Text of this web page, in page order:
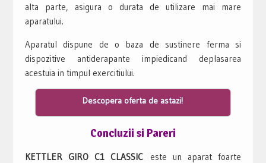
alta parte, asigura o durata de utilizare mai mare
aparatului.
Aparatul dispune de o baza de sustinere ferma si
dispozitive antiderapante impiedicand deplasarea
acestuia in timpul exercitiului.
Descopera oferta de astazi!
Concluzii si Pareri
KETTLER GIRO C1 CLASSIC este un aparat foarte